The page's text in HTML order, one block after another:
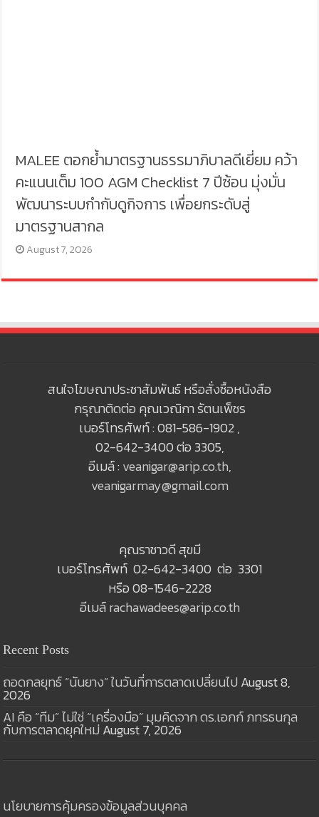
MALEE ตอกย้ำมาตรฐานธรรมาภิบาลดีเยี่ยม คว้า
คะแนนเต็ม 100 AGM Checklist 7 ปีซ้อน มุ่งมั่น
พัฒนาระบบกำกับดูกิจการ เพื่อยกระดับสู่
มาตรฐานสากล
August 7, 2026
สนใจโฆษณาประชาสัมพันธ์ หรือสั่งซื้อหนังสือ
กรุณาติดต่อ คุณเวณิกา รัตนเพ็ชร
เบอร์โทรศัพท์ : 081-586-1902 ,
02-642-3400 ต่อ 3305,
อีเมล์ : veanigar@arip.co.th,
veanigarmay@gmail.com
คุณราชาวดี สุขมี
เบอร์โทรศัพท์ 02-642-3400 ต่อ 3301
หรือ 08-1546-2228
อีเมล์rachawadees@arip.co.th
Recent Posts
ถอดกลยุทธ์ “นันยาง” ในวันที่การตลาดเปลี่ยนไป August 8,
2026
AI คือ “ทีม” ไม่ใช่ “เครื่องมือ” มุมคิดจาก ดร.เอกก์ ภทรธนกุล
กับการตลาดยุคใหม่ August 7, 2026
นโยบายการคุ้มครองข้อมูลส่วนบุคคล